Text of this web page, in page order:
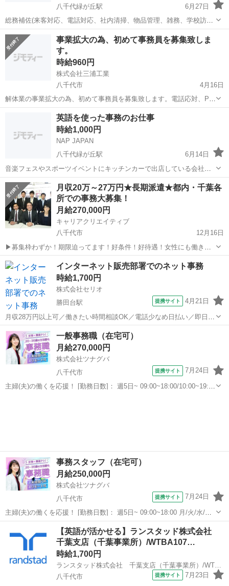
八千代緑が丘駅
6月27日
総務補佐(来客対応、電話対応、社内清掃、物品管理、雑務、学校訪
問、PC入力等) 営業補佐(広告作成、注文、郵送、内覧会案内、ホーム
ページの更新、図面間取りの作成、お祝い注文、企画営業サポート等)
現場監督補佐(書類作成と...
千葉 八千代市 八千代緑が丘駅 一般事務 書類作成
事業拡大の為、初めて事務員を募集致しま
す。
時給960円
株式会社三浦工業
八千代市
4月16日
解体業の事業拡大の為、初めて事務員を募集致します。電話応対、PC
入力、資料作成、マニフェスト作成等、経験者は大歓迎ですが、未経
験者でも大丈夫です。ご興味がございましたら、ご連絡お願い致しま
す。
八千代市 一般事務 事務員
英語を使った事務のお仕事
時給1,000円
NAP JAPAN
八千代緑が丘駅
6月14日
音楽フェスやスポーツイベントにキッチンカーで出店している会社で
す。 主な仕事は、書類の作成、領収書の管理、スケジュール調整な
ど。簡単な英語を使う作業もあります。 勤務日数や時間などは相談可
能です。
千葉 八千代市 八千代緑が丘駅 一般事務 キッチンカー
月収20万～27万円★長期派遣★都内・千葉各
所での事務大募集！
月給270,000円
キャリアクリエイティブ
八千代市
12月16日
▶募集枠わずか！期限迫ってます！好条件！好待遇！女性にも働きや
すいなかなかでてこない限定募集です！気になる方はぜひ一度お問い
合わせください！ ▶大手企業での事務のお仕事に興味のある方を募集
しております。仕事の内容は簡単...
千葉 八千代市 一般事務 都内
インターネット販売部署でのネット事務
時給1,700円
株式会社セリオ
勝田台駅
提携サイト 4月21日
月収28万円以上可／働きたい時間相談OK／電話少なめ日払い／即日勤
務／手厚いサポートで未経験から働けるお仕事 ≪急募のため、積極採
用中！≫ ・即日～長期/3ヶ月以上 ※急募ですが、6月～、7月～、8月
～など入社日相談OK...
千葉 八千代市 勝田台駅 一般事務
一般事務職（在宅可）
月給270,000円
株式会社ツナグバ
八千代市
提携サイト 7月24日
主婦(夫)の働くを応援！ [勤務日数]： 週5日~ 09:00~18:00/10:00~19:00
事務スタッフ（在宅可）
月給250,000円
株式会社ツナグバ
八千代市
提携サイト 7月24日
主婦(夫)の働くを応援！ [勤務日数]： 週5日~ 09:00~18:00 月/火/水/木/
金 [勤務地・最寄駅]： 千葉県八千代市 株式会社ツナグバ 浜松町駅／
大門(東京都)駅／芝公園駅 [職種名]：事務スタッフ（在...
八千代市 一般事務
【英語が活かせる】ランスタッド株式会社
千葉支店（千葉事業所）/WTBA107…
時給1,700円
ランスタッド株式会社 千葉支店（千葉事業所）/WTBA107564
八千代市
提携サイト 7月23日